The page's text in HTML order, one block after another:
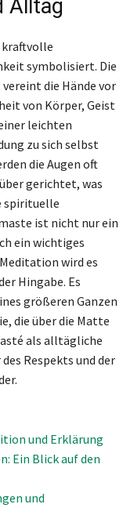
Alltag
kraftvolle
symbolisiert. Die
die Hände vor
von Körper, Geist
leichten
zu sich selbst
die Augen oft
gerichtet, was
spirituelle
ist nicht nur ein
ein wichtiges
wird es
Hingabe. Es
größeren Ganzen
die über die Matte
als alltägliche
Respekts und der
und Erklärung
Ein Blick auf den
und